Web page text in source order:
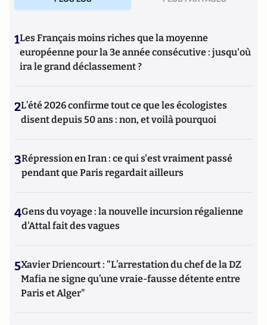
1Les Français moins riches que la moyenne
européenne pour la 3e année consécutive : jusqu'où
ira le grand déclassement ?
2L’été 2026 confirme tout ce que les écologistes
disent depuis 50 ans : non, et voilà pourquoi
3Répression en Iran : ce qui s'est vraiment passé
pendant que Paris regardait ailleurs
4Gens du voyage : la nouvelle incursion régalienne
d'Attal fait des vagues
5Xavier Driencourt : "L’arrestation du chef de la DZ
Mafia ne signe qu’une vraie-fausse détente entre
Paris et Alger"